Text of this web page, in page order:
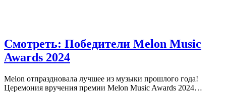
Смотреть: Победители Melon Music
Awards 2024
Melon отпраздновала лучшее из музыки прошлого года!
Церемония вручения премии Melon Music Awards 2024…